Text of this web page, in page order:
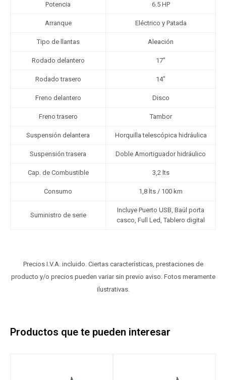
Potencia 6.5 HP
Arranque Eléctrico y Patada
Tipo de llantas Aleación
Rodado delantero 17"
Rodado trasero 14"
Freno delantero Disco
Freno trasero Tambor
Suspensión delantera Horquilla telescópica hidráulica
Suspensión trasera Doble Amortiguador hidráulico
Cap. de Combustible 3,2 lts
Consumo 1,8 lts / 100 km
Suministro de serie
Incluye Puerto USB, Baúl porta
casco, Full Led, Tablero digital
Precios I.V.A. incluido. Ciertas características, prestaciones de
producto y/o precios pueden variar sin previo aviso. Fotos meramente
ilustrativas.
Productos que te pueden interesar